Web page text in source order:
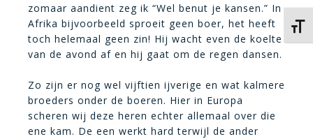
zomaar aandient zeg ik “Wel benut je kansen.” In
Afrika bijvoorbeeld sproeit geen boer, het heeft
toch helemaal geen zin! Hij wacht even de koelte
van de avond af en hij gaat om de regen dansen.
Zo zijn er nog wel vijftien ijverige en wat kalmere
broeders onder de boeren. Hier in Europa
scheren wij deze heren echter allemaal over die
ene kam. De een werkt hard terwijl de ander